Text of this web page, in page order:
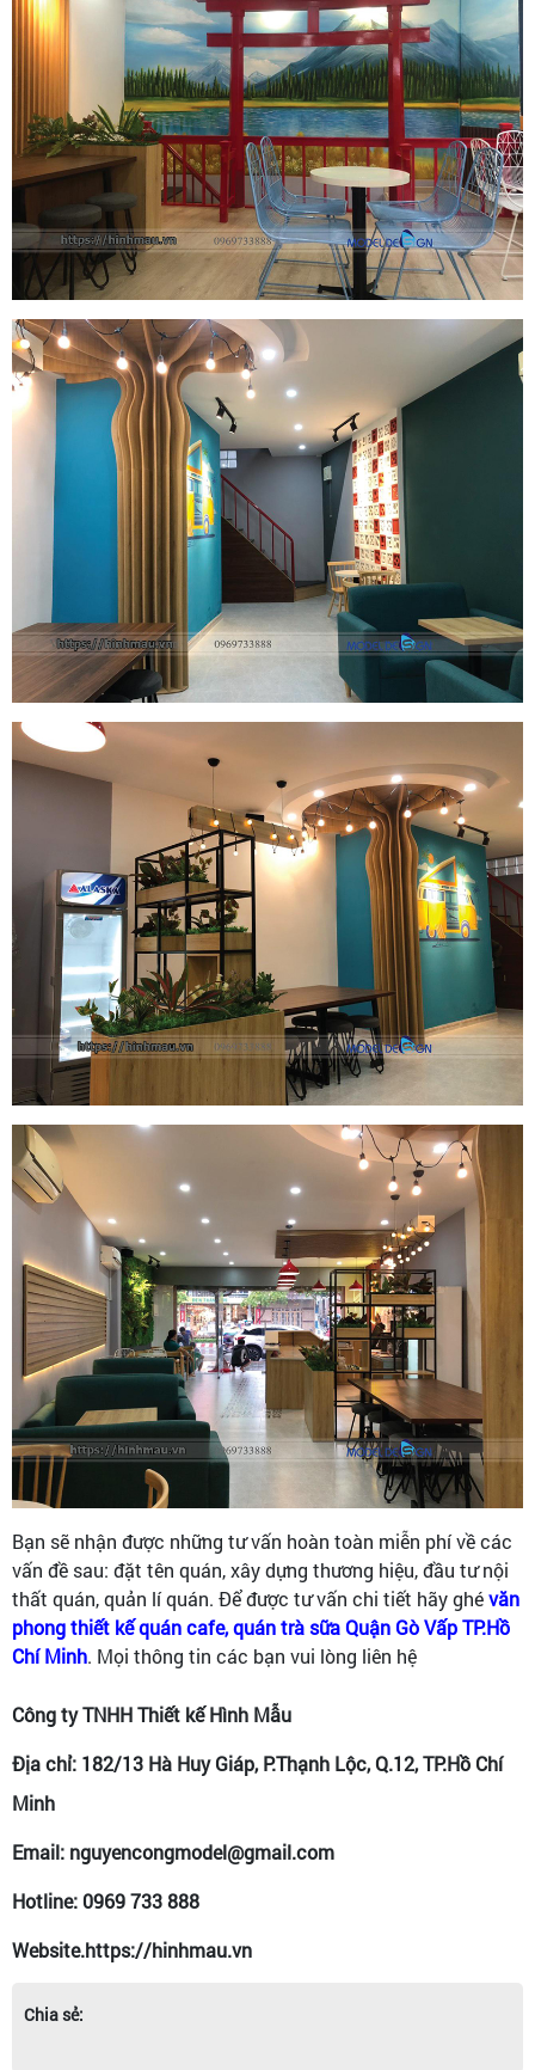
Bạn sẽ nhận được những tư vấn hoàn toàn miễn phí về các
vấn đề sau: đặt tên quán, xây dựng thương hiệu, đầu tư nội
thất quán, quản lí quán. Để được tư vấn chi tiết hãy ghévăn
phong thiết kế quán cafe, quán trà sữa Quận Gò Vấp TP.Hồ
Chí Minh. Mọi thông tin các bạn vui lòng liên hệ
Công ty TNHH Thiết kế Hình Mẫu
Địa chỉ: 182/13 Hà Huy Giáp, P.Thạnh Lộc, Q.12, TP.Hồ Chí
Minh
Email: nguyencongmodel@gmail.com
Hotline: 0969 733 888
Website.https://hinhmau.vn
Chia sẻ: